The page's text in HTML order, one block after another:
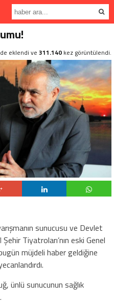
eklendi ve 311.140 kez görüntülendi.
sunucusu ve Devlet
Tiyatroları’nın eski Genel
müjdeli haber geldiğine
ünlü sunucunun sağlık